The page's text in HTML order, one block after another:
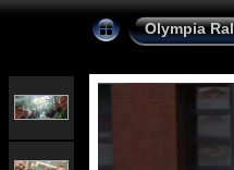
Olympia